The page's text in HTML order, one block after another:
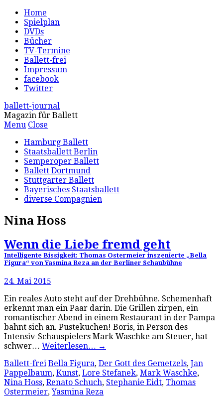
Home
Spielplan
DVDs
Bücher
TV-Termine
Ballett-frei
Impressum
facebook
Twitter
ballett-journal
Magazin für Ballett
Menu Close
Hamburg Ballett
Staatsballett Berlin
Semperoper Ballett
Ballett Dortmund
Stuttgarter Ballett
Bayerisches Staatsballett
diverse Compagnien
Nina Hoss
Wenn die Liebe fremd geht
Intelligente Bissigkeit: Thomas Ostermeier inszenierte „Bella
Figura“ von Yasmina Reza an der Berliner Schaubühne
24. Mai 2015
Ein reales Auto steht auf der Drehbühne. Schemenhaft
erkennt man ein Paar darin. Die Grillen zirpen, ein
romantischer Abend in einem Restaurant in der Pampa
bahnt sich an. Pustekuchen! Boris, in Person des
Intensiv-Schauspielers Mark Waschke am Steuer, hat
schwer… Weiterlesen… →
Ballett-frei Bella Figura, Der Gott des Gemetzels, Jan
Pappelbaum, Kunst, Lore Stefanek, Mark Waschke,
Nina Hoss, Renato Schuch, Stephanie Eidt, Thomas
Ostermeier,Yasmina Reza